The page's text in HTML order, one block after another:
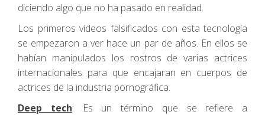
diciendo algo que no ha pasado en realidad.
Los primeros vídeos falsificados con esta tecnología
se empezaron a ver hace un par de años. En ellos se
habían manipulados los rostros de varias actrices
internacionales para que encajaran en cuerpos de
actrices de la industria pornográfica.
Deep tech: Es un término que se refiere a